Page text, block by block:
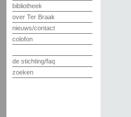
bibliotheek
over Ter Braak
nieuws/contact
colofon
de stichting/faq
zoeken